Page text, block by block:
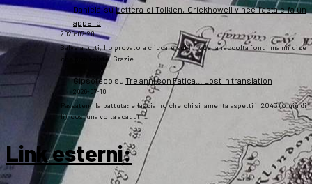
DanielasuLettera di Tolkien, Crickhowell vince l’asta e fa un
appello
2026-07-20
Salve a tutti, ho provato a cliccare sul link della raccolta fondi ma mi dice
che non esiste. Grazie
Gipsoteco su Tre anni con Fatica… Lost in translation
2026-07-10
Passatemi la battuta: e lasciamo che chi si lamenta aspetti il 2043 (o giù di
lì), così una volta scaduti…
Link esterni: